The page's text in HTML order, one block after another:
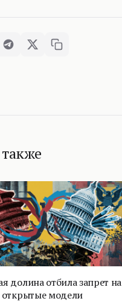
долина отбила запрет на
открытые модели